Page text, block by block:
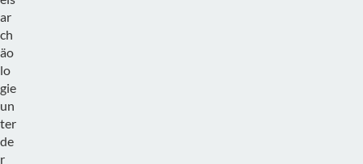
ar
ch
äo
lo
gie
un
ter
de
r